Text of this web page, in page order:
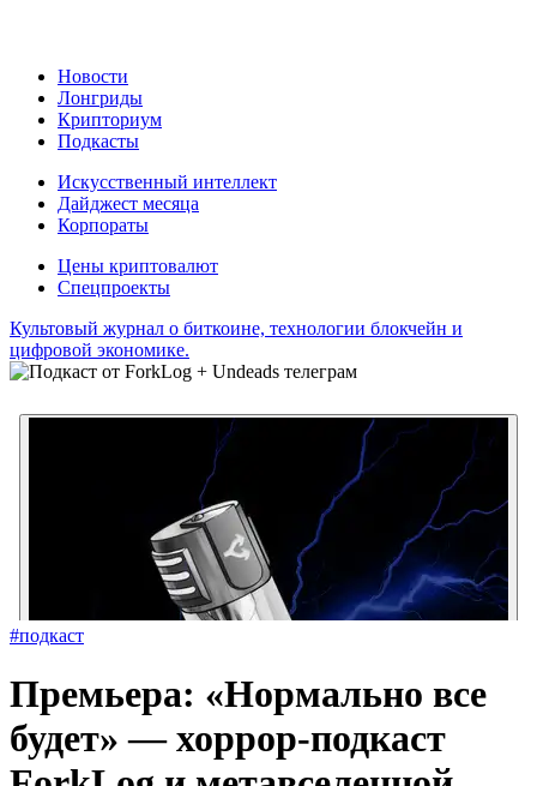
Новости
Лонгриды
Крипториум
Подкасты
Искусственный интеллект
Дайджест месяца
Корпораты
Цены криптовалют
Спецпроекты
Культовый журнал о биткоине, технологии блокчейн и
цифровой экономике.
#подкаст
Премьера: «Нормально все
будет» — хоррор-подкаст